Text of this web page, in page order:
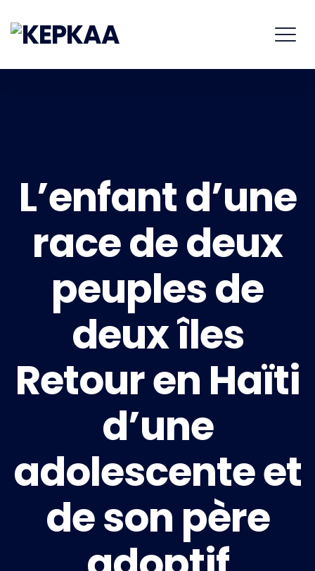
L’enfant d’une
race de deux
peuples de
deux îles
Retour en Haïti
d’une
adolescente et
de son père